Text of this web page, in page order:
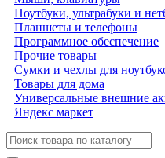
Ноутбуки, ультрабуки и
Планшеты и телефоны
Программное обеспечение
Прочие товары
Сумки и чехлы для
Товары для дома
Универсальные внешние
Яндекс маркет